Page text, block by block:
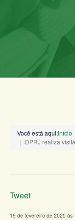
Você está aqui:Início
DPRJ realiza
Tweet
19 de fevereiro de 2025 às